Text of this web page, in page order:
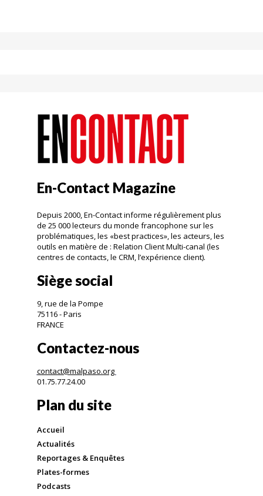
En-Contact Magazine
Depuis 2000, En-Contact informe régulièrement plus
de 25 000 lecteurs du monde francophone sur les
problématiques, les «best practices», les acteurs, les
outils en matière de : Relation Client Multi-canal (les
centres de contacts, le CRM, l’expérience client).
Siège social
9, rue de la Pompe
75116 - Paris
FRANCE
Contactez-nous
contact@malpaso.org
01.75.77.24.00
Plan du site
Accueil
Actualités
Reportages & Enquêtes
Plates-formes
Podcasts